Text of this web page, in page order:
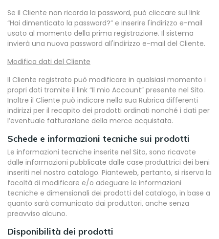
Se il Cliente non ricorda la password, può cliccare sul link
“Hai dimenticato la password?” e inserire l'indirizzo e-mail
usato al momento della prima registrazione. Il sistema
invierà una nuova password all'indirizzo e-mail del Cliente.
Modifica dati del Cliente
Il Cliente registrato può modificare in qualsiasi momento i
propri dati tramite il link “Il mio Account” presente nel Sito.
Inoltre il Cliente può indicare nella sua Rubrica differenti
indirizzi per il recapito dei prodotti ordinati nonché i dati per
l’eventuale fatturazione della merce acquistata.
Schede e informazioni tecniche sui prodotti
Le informazioni tecniche inserite nel Sito, sono ricavate
dalle informazioni pubblicate dalle case produttrici dei beni
inseriti nel nostro catalogo. Pianteweb, pertanto, si riserva la
facoltà di modificare e/o adeguare le informazioni
tecniche e dimensionali dei prodotti del catalogo, in base a
quanto sarà comunicato dai produttori, anche senza
preavviso alcuno.
Disponibilità dei prodotti